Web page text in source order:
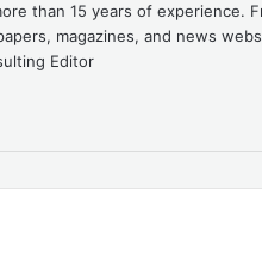
than 15 years of experience.
magazines, and news
Editor